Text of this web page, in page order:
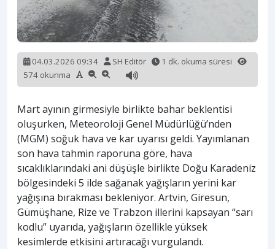
04.03.2026 09:34 SH Editör
1 dk. okuma süresi
574 okunma
Mart ayının girmesiyle birlikte bahar beklentisi
oluşurken, Meteoroloji Genel Müdürlüğü’nden
(MGM) soğuk hava ve kar uyarısı geldi. Yayımlanan
son hava tahmin raporuna göre, hava
sıcaklıklarındaki ani düşüşle birlikte Doğu Karadeniz
bölgesindeki 5 ilde sağanak yağışların yerini kar
yağışına bırakması bekleniyor. Artvin, Giresun,
Gümüşhane, Rize ve Trabzon illerini kapsayan “sarı
kodlu” uyarıda, yağışların özellikle yüksek
kesimlerde etkisini artıracağı vurgulandı.